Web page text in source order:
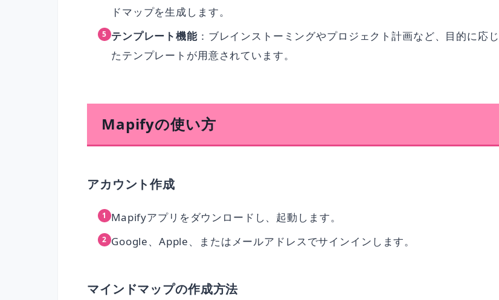
ドマップを生成します。
テンプレート機能：ブレインストーミングやプロジェクト計画など、目的に応じ
たテンプレートが用意されています。
Mapifyの使い方
アカウント作成
Mapifyアプリをダウンロードし、起動します。
Google、Apple、またはメールアドレスでサインインします。
マインドマップの作成方法